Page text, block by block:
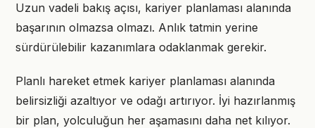
Uzun vadeli bakış açısı, kariyer planlaması alanında
başarının olmazsa olmazı. Anlık tatmin yerine
sürdürülebilir kazanımlara odaklanmak gerekir.
Planlı hareket etmek kariyer planlaması alanında
belirsizliği azaltıyor ve odağı artırıyor. İyi hazırlanmış
bir plan, yolculuğun her aşamasını daha net kılıyor.